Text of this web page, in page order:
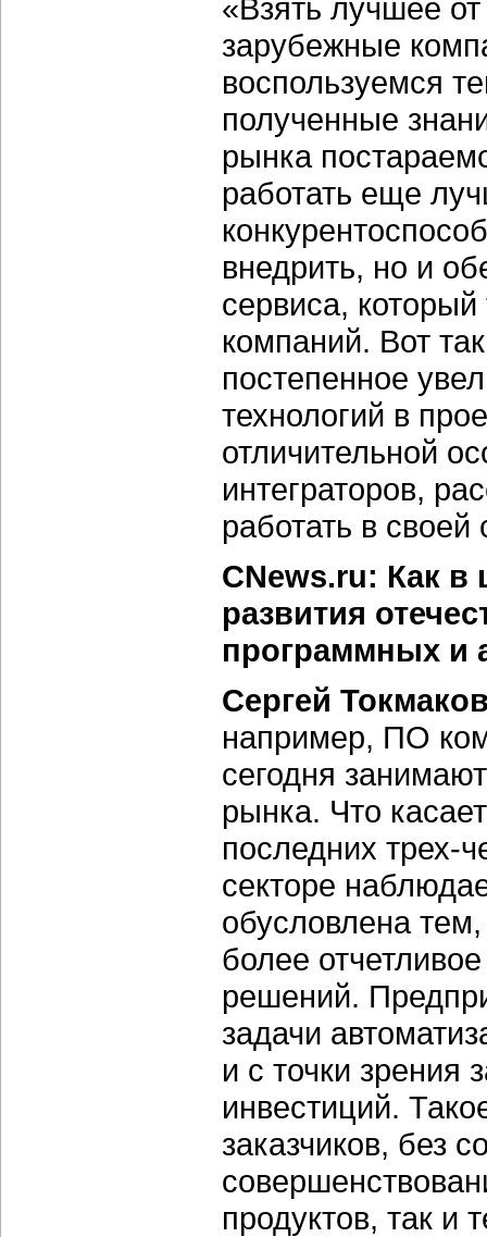
«Взять лучшее
зарубежные
воспользуемся
полученные
рынка
работать еще
внедрить, но и
сервиса,
компаний. Вот
постепенное
технологий в
отличительной
интеграторов,
работать в своей
CNews.ru: Как
развития
программных и
Сергей
например, ПО
сегодня
рынка. Что
последних трех-
секторе
обусловлена
более
решений.
задачи
и с точки зрения
инвестиций.
заказчиков, без
продуктов, так и